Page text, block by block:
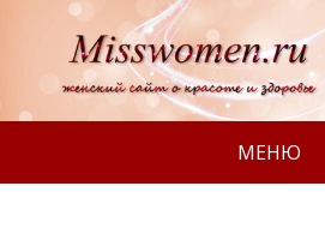
МЕНЮ